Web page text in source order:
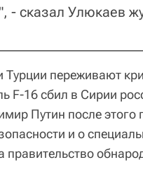
- сказал Улюкаев
переживают
F-16 сбил в Сирии
Путин после этого
и о
правительство